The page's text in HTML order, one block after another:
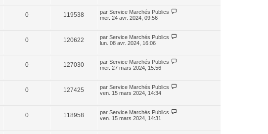
0 119538 par Service Marchés Publics
mer. 24 avr. 2024, 09:56
0 120622 par Service Marchés Publics
lun. 08 avr. 2024, 16:06
0 127030 par Service Marchés Publics
mer. 27 mars 2024, 15:56
0 127425 par Service Marchés Publics
ven. 15 mars 2024, 14:34
0 118958 par Service Marchés Publics
ven. 15 mars 2024, 14:31